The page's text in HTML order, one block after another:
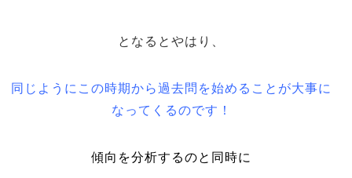
となるとやはり、
同じようにこの時期から過去問を始めることが大事に
なってくるのです！
傾向を分析するのと同時に